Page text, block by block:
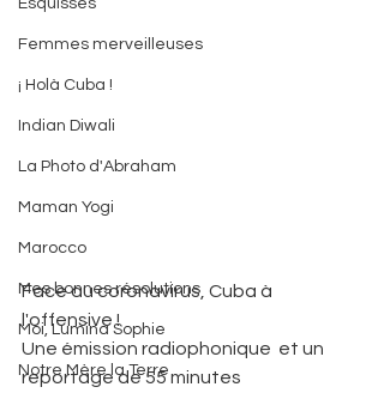
Esquisses
Femmes merveilleuses
¡ Holà Cuba !
Indian Diwali
La Photo d'Abraham
Maman Yogi
Marocco
Mes bonnes résolutions
Moi, Lumina Sophie
Notre Mère la Terre
Face au coronavirus, Cuba à
l'offensive !
Une émission radiophonique  et un
reportage de 55 minutes